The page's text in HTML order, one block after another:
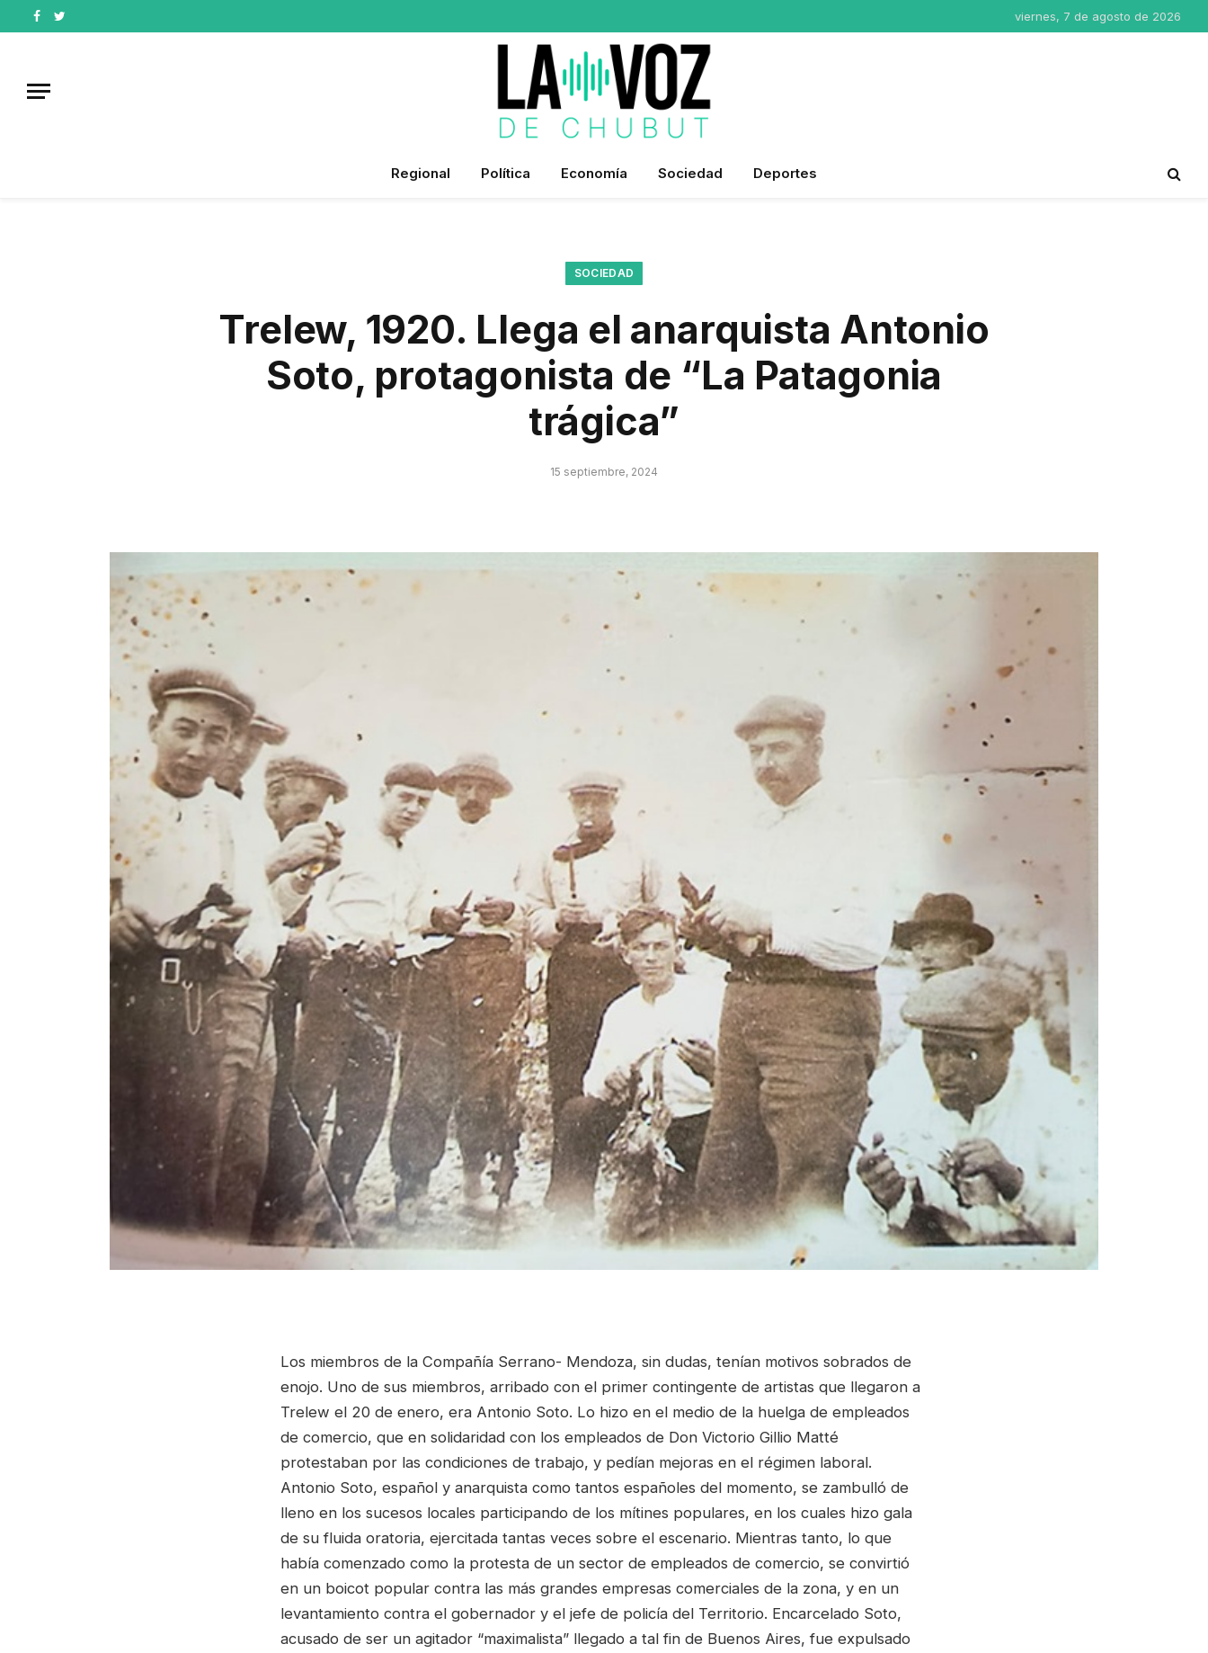
Facebook
Twitter
viernes, 7 de agosto de 2026
Regional Política Economía Sociedad Deportes
SOCIEDAD
Trelew, 1920. Llega el anarquista Antonio
Soto, protagonista de “La Patagonia
trágica”
15 septiembre, 2024
Los miembros de la Compañía Serrano- Mendoza, sin dudas, tenían motivos sobrados de
enojo. Uno de sus miembros, arribado con el primer contingente de artistas que llegaron a
Trelew el 20 de enero, era Antonio Soto. Lo hizo en el medio de la huelga de empleados
de comercio, que en solidaridad con los empleados de Don Victorio Gillio Matté
protestaban por las condiciones de trabajo, y pedían mejoras en el régimen laboral.
Antonio Soto, español y anarquista como tantos españoles del momento, se zambulló de
lleno en los sucesos locales participando de los mítines populares, en los cuales hizo gala
de su fluida oratoria, ejercitada tantas veces sobre el escenario. Mientras tanto, lo que
había comenzado como la protesta de un sector de empleados de comercio, se convirtió
en un boicot popular contra las más grandes empresas comerciales de la zona, y en un
levantamiento contra el gobernador y el jefe de policía del Territorio. Encarcelado Soto,
acusado de ser un agitador “maximalista” llegado a tal fin de Buenos Aires, fue expulsado